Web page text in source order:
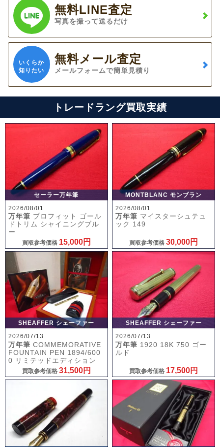
無料LINE査定
写真を撮って送るだけ
いくらか
知りたい
無料メール査定
メールフォームで簡単見積り
トレードラング買取実績
セーラー万年筆
2026/08/01
万年筆 プロフィット ゴール
ドトリム シャイニングブル
ー
買取参考価格 15,000円
MONTBLANC モンブラン
2026/08/01
万年筆 マイスターシュテュ
ック 149
買取参考価格30,000円
SHEAFFER シェーファー
2026/07/13
万年筆 COMMEMORATIVE
FOUNTAIN PEN 1894/600
0 リミテッドエディション
買取参考価格 31,500円
SHEAFFER シェーファー
2026/07/13
万年筆 1920 18K 750 ゴー
ルド
買取参考価格 17,500円